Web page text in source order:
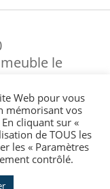
le
-Politique de
Web pour vous
mémorisant vos
cliquant sur «
de TOUS les
les « Paramètres
contrôlé.